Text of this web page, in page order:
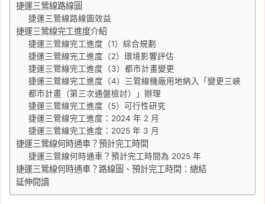
捷運三鶯線路線圖
捷運三鶯線路線圖效益
捷運三鶯線完工進度介紹
捷運三鶯線完工進度（1）綜合規劃
捷運三鶯線完工進度（2）環境影響評估
捷運三鶯線完工進度（3）都市計畫變更
捷運三鶯線完工進度（4）三鶯線機廠用地納入「變更三峽
都市計畫（第三次通盤檢討）」辦理
捷運三鶯線完工進度（5）可行性研究
捷運三鶯線完工進度：2024 年 2 月
捷運三鶯線完工進度：2025 年 3 月
捷運三鶯線何時通車？預計完工時間
捷運三鶯線何時通車？預計完工時間為 2025 年
捷運三鶯線何時通車？路線圖、預計完工時間：總結
延伸閱讀